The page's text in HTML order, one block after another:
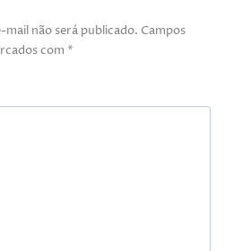
mail não será publicado. Campos
com *